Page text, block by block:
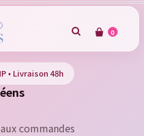
0
• Livraison 48h
commandes
save products in your wish